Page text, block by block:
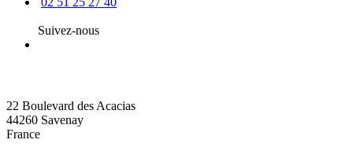
Suivez-nous
22 Boulevard des Acacias
44260 Savenay
France